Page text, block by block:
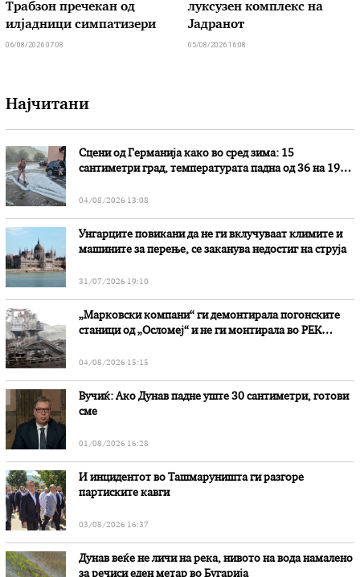
Трабзон пречекан од
илјадници симпатизери
06/08/2026 07:08
луксузен комплекс на
Јадранот
05/08/2026 16:08
Најчитани
Сцени од Германија како во сред зима: 15
сантиметри град, температурата падна од 36 на 19
04/08/2026 13:08
Унгарците повикани да не ги вклучуваат климите и
машините за перење, се заканува недостиг на струја
31/07/2026 19:10
„Марковски компани“ ги демонтирала погонските
станици од „Осломеј“ и не ги монтирала во РЕК
04/08/2026 15:15
Вучиќ: Ако Дунав падне уште 30 сантиметри, готови
сме
01/08/2026 16:28
И инцидентот во Ташмаруништa ги разгоре
партиските кавги
03/08/2026 16:37
Дунав веќе не личи на река, нивото на вода намалено
за речиси еден метар во Бугарија